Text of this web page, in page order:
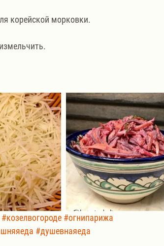
корейской морковки.
#козелвогороде #огнипарижа
#душевнаяеда